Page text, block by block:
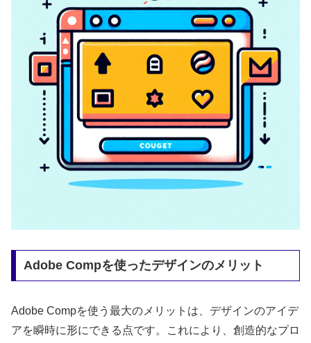
Adobe Compを使ったデザインのメリット
Adobe Compを使う最大のメリットは、デザインのアイデ
アを瞬時に形にできる点です。これにより、創造的なプロ